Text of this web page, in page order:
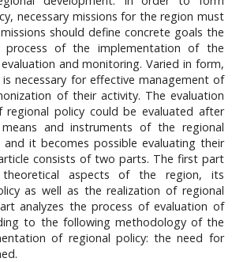
necessary missions for the region must
should define concrete goals the
process of the implementation of the
and monitoring. Varied in form,
necessary for effective management of
of their activity. The evaluation
policy could be evaluated after
and instruments of the regional
and it becomes possible evaluating their
consists of two parts. The first part
aspects of the region, its
as well as the realization of regional
analyzes the process of evaluation of
to the following methodology of the
of regional policy: the need for